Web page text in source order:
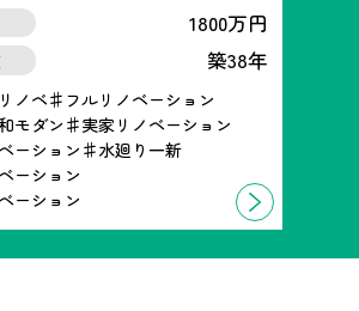
1800万円
築38年
ノベ
フルリノベーション
モダン
実家リノベーション
ーション
水廻り一新
ーション
ーション